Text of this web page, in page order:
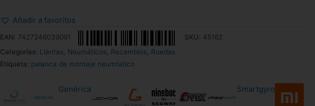
Añadir a favoritos
EAN: 7427246039091 SKU: 45162
Categorías: Llantas Neumáticos Recambios
Ruedas
Etiqueta: palanca de montaje neumtatico
Genérica Smartgyro